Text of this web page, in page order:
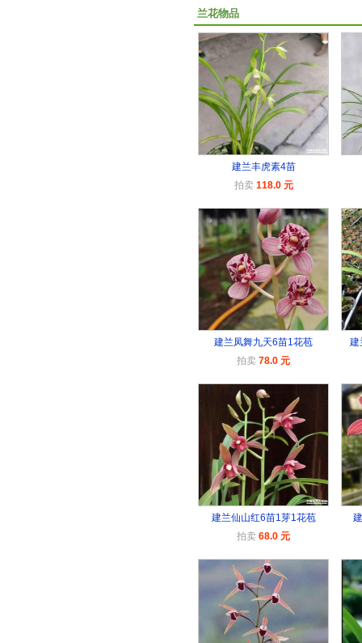
兰花物品
建兰丰虎素4苗
拍卖 118.0 元
建兰凤舞九天6苗1花苞
拍卖 78.0 元
建
建兰仙山红6苗1芽1花苞
拍卖 68.0 元